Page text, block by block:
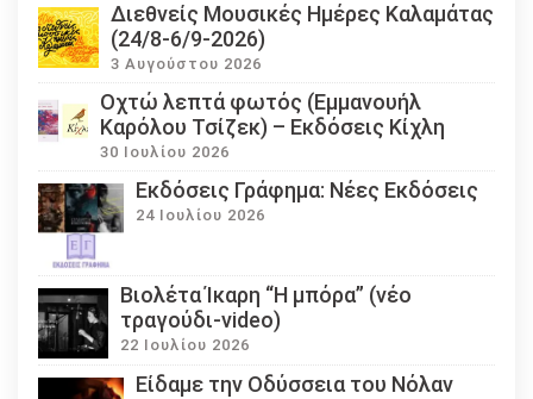
Διεθνείς Μουσικές Ημέρες Καλαμάτας
(24/8-6/9-2026)
3 Αυγούστου 2026
Οχτώ λεπτά φωτός (Εμμανουήλ
Καρόλου Τσίζεκ) – Εκδόσεις Κίχλη
30 Ιουλίου 2026
Εκδόσεις Γράφημα: Νέες Εκδόσεις
24 Ιουλίου 2026
Βιολέτα Ίκαρη “Η μπόρα” (νέο
τραγούδι-video)
22 Ιουλίου 2026
Eίδαμε την Οδύσσεια του Νόλαν